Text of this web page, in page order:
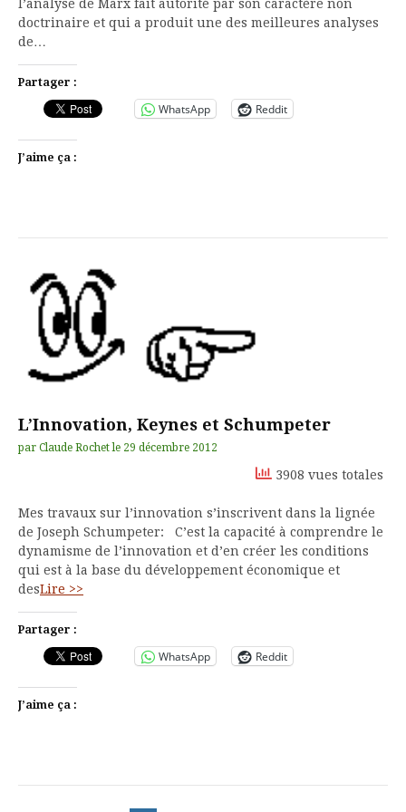
l’analyse de Marx fait autorité par son caractère non
doctrinaire et qui a produit une des meilleures analyses
de…
Partager :
WhatsApp Reddit
J’aime ça :
L’Innovation, Keynes et Schumpeter
par Claude Rochet le 29 décembre 2012
3908 vues totales
Mes travaux sur l’innovation s’inscrivent dans la lignée
de Joseph Schumpeter: C’est la capacité à comprendre le
dynamisme de l’innovation et d’en créer les conditions
qui est à la base du développement économique et
desLire >>
Partager :
WhatsApp Reddit
J’aime ça :